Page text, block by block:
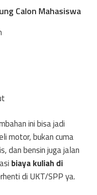
Calon Mahasiswa
ini bisa jadi
motor, bukan cuma
dan bensin juga jalan
biaya kuliah di
di UKT/SPP ya.